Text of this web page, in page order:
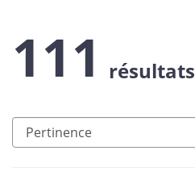
111 résultats